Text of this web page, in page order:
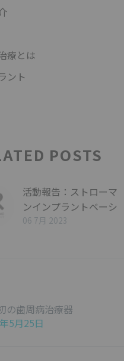
療とは
ント
POSTS
活動報告：ストローマ
ンインプラントベーシ
ックコース
06 7月 2023
の歯周病治療器
5月25日